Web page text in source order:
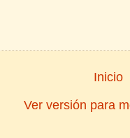
Inicio
Ver versión para